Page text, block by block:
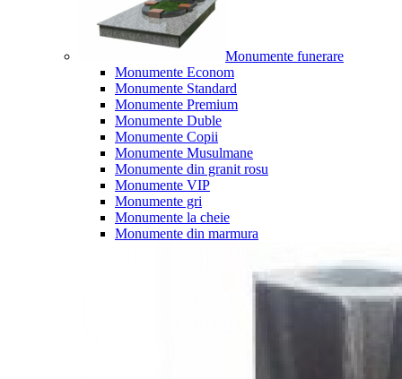
Monumente funerare
Monumente Econom
Monumente Standard
Monumente Premium
Monumente Duble
Monumente Copii
Monumente Musulmane
Monumente din granit rosu
Monumente VIP
Monumente gri
Monumente la cheie
Monumente din marmura